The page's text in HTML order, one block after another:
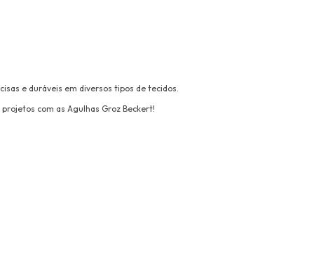
e duráveis em diversos tipos de tecidos.
com as Agulhas Groz Beckert!